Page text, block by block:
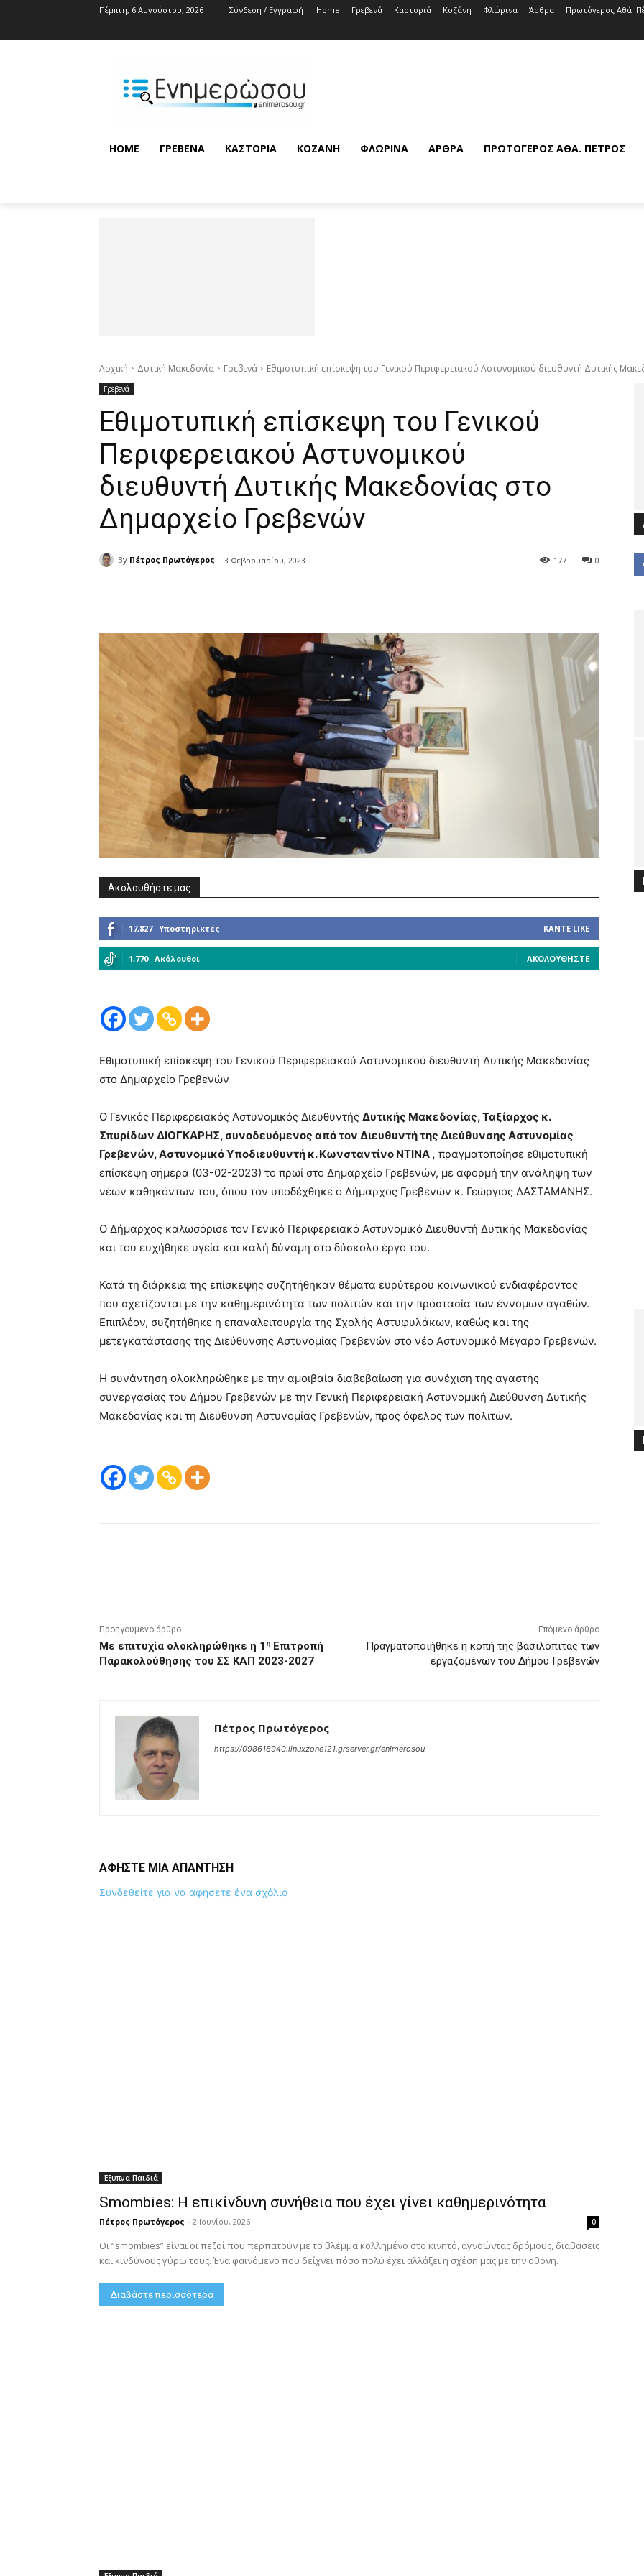
Πέμπτη, 6 Αυγούστου, 2026 Σύνδεση / Εγγραφή Home Γρεβενά Καστοριά Κοζάνη Φλώρινα Άρθρα Πρωτόγερος Αθά.
HOME ΓΡΕΒΕΝΆ ΚΑΣΤΟΡΙΆ ΚΟΖΆΝΗ ΦΛΏΡΙΝΑ ΆΡΘΡΑ ΠΡΩΤΌΓΕΡΟΣ ΑΘΆ. ΠΈΤΡΟΣ
Αρχική Δυτική Μακεδονία Γρεβενά Εθιμοτυπική επίσκεψη του Γενικού Περιφερειακού Αστυνομικού διευθυντή Δυτικής
Γρεβενά
Εθιμοτυπική επίσκεψη του Γενικού
Περιφερειακού Αστυνομικού
διευθυντή Δυτικής Μακεδονίας στο
Δημαρχείο Γρεβενών
By Πέτρος Πρωτόγερος 3 Φεβρουαρίου, 2023 0
177
Ακολουθήστε μας
17,827 Υποστηρικτές ΚΆΝΤΕ LIKE
1,770 Ακόλουθοι ΑΚΟΛΟΥΘΉΣΤΕ
Εθιμοτυπική επίσκεψη του Γενικού Περιφερειακού Αστυνομικού διευθυντή Δυτικής Μακεδονίας
στο Δημαρχείο Γρεβενών
Ο Γενικός Περιφερειακός Αστυνομικός Διευθυντής Δυτικής Μακεδονίας, Ταξίαρχος κ.
Σπυρίδων ΔΙΟΓΚΑΡΗΣ, συνοδευόμενος από τον Διευθυντή της Διεύθυνσης Αστυνομίας
Γρεβενών, Αστυνομικό Υποδιευθυντή κ. Κωνσταντίνο ΝΤΙΝΑ , πραγματοποίησε εθιμοτυπική
επίσκεψη σήμερα (03-02-2023) το πρωί στο Δημαρχείο Γρεβενών, με αφορμή την ανάληψη των
νέων καθηκόντων του, όπου τον υποδέχθηκε ο Δήμαρχος Γρεβενών κ. Γεώργιος ΔΑΣΤΑΜΑΝΗΣ.
Ο Δήμαρχος καλωσόρισε τον Γενικό Περιφερειακό Αστυνομικό Διευθυντή Δυτικής Μακεδονίας
και του ευχήθηκε υγεία και καλή δύναμη στο δύσκολο έργο του.
Κατά τη διάρκεια της επίσκεψης συζητήθηκαν θέματα ευρύτερου κοινωνικού ενδιαφέροντος
που σχετίζονται με την καθημερινότητα των πολιτών και την προστασία των έννομων αγαθών.
Επιπλέον, συζητήθηκε η επαναλειτουργία της Σχολής Αστυφυλάκων, καθώς και της
μετεγκατάστασης της Διεύθυνσης Αστυνομίας Γρεβενών στο νέο Αστυνομικό Μέγαρο Γρεβενών.
Η συνάντηση ολοκληρώθηκε με την αμοιβαία διαβεβαίωση για συνέχιση της αγαστής
συνεργασίας του Δήμου Γρεβενών με την Γενική Περιφερειακή Αστυνομική Διεύθυνση Δυτικής
Μακεδονίας και τη Διεύθυνση Αστυνομίας Γρεβενών, προς όφελος των πολιτών.
Προηγούμενο άρθρο
Με επιτυχία ολοκληρώθηκε η 1 η Επιτροπή
Παρακολούθησης του ΣΣ ΚΑΠ 2023-2027
Επόμενο άρθρο
Πραγματοποιήθηκε η κοπή της βασιλόπιτας των
εργαζομένων του Δήμου Γρεβενών
Πέτρος Πρωτόγερος
https://098618940.linuxzone121.grserver.gr/enimerosou
ΑΦΗΣΤΕ ΜΙΑ ΑΠΑΝΤΗΣΗ
Συνδεθείτε για να αφήσετε ένα σχόλιο
Έξυπνα Παιδιά
Smombies: Η επικίνδυνη συνήθεια που έχει γίνει καθημερινότητα
Πέτρος Πρωτόγερος - 2 Ιουνίου, 2026 0
Οι “smombies” είναι οι πεζοί που περπατούν με το βλέμμα κολλημένο στο κινητό, αγνοώντας δρόμους, διαβάσεις
και κινδύνους γύρω τους. Ένα φαινόμενο που δείχνει πόσο πολύ έχει αλλάξει η σχέση μας με την οθόνη.
Διαβάστε περισσότερα